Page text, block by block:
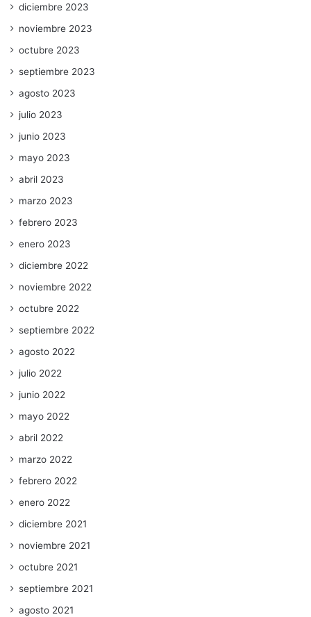
diciembre 2023
noviembre 2023
octubre 2023
septiembre 2023
agosto 2023
julio 2023
junio 2023
mayo 2023
abril 2023
marzo 2023
febrero 2023
enero 2023
diciembre 2022
noviembre 2022
octubre 2022
septiembre 2022
agosto 2022
julio 2022
junio 2022
mayo 2022
abril 2022
marzo 2022
febrero 2022
enero 2022
diciembre 2021
noviembre 2021
octubre 2021
septiembre 2021
agosto 2021